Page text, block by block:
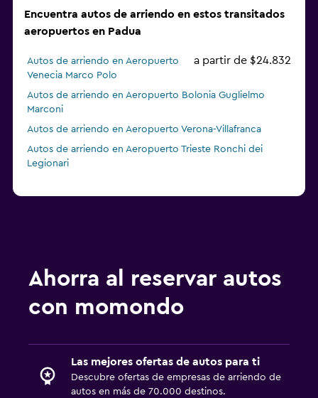
Encuentra autos de arriendo en estos transitados
aeropuertos en Padua
Autos de arriendo en Aeropuerto
Venecia Marco Polo
a partir de $24.832
Autos de arriendo en Aeropuerto Bolonia Guglielmo
Marconi
Autos de arriendo en Aeropuerto Verona-Villafranca
Autos de arriendo en Aeropuerto Trieste Ronchi dei
Legionari
Ahorra al reservar autos
con momondo
Las mejores ofertas de autos para ti
Descubre ofertas de empresas de arriendo de
autos en más de 70.000 destinos.